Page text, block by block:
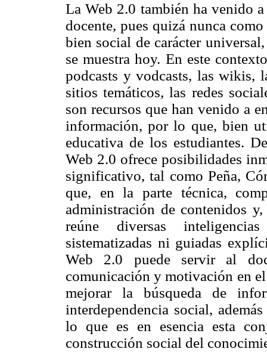
La Web 2.0 también ha venido
docente, pues quizá nunca
bien social de carácter
se muestra hoy. En este
podcasts y vodcasts, las wikis,
sitios temáticos, las redes
son recursos que han venido a
información, por lo que, bien
educativa de los estudiantes.
Web 2.0 ofrece posibilidades
significativo, tal como Peña,
que, en la parte técnica,
administración de contenidos
reúne diversas
sistematizadas ni guiadas
Web 2.0 puede servir al
comunicación y motivación en
mejorar la búsqueda de
interdependencia social,
lo que es en esencia esta
construcción social del